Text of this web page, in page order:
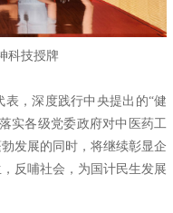
科技授牌
，深度践行中央提出的“健
实各级党委政府对中医药工
发展的同时，将继续彰显企
反哺社会，为国计民生发展